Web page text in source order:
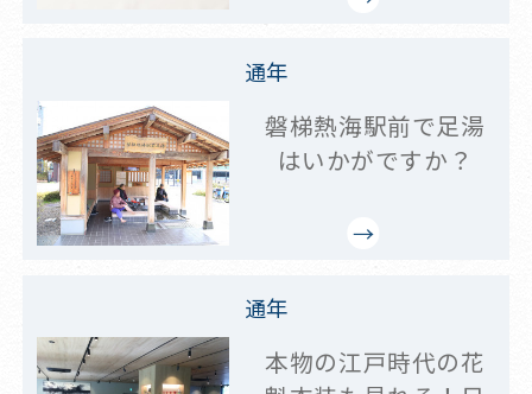
通年
磐梯熱海駅前で足湯
はいかがですか？
通年
本物の江戸時代の花